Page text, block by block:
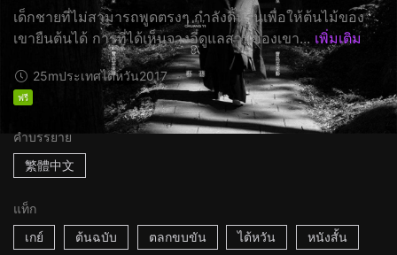
เด็กชายที่ไม่สามารถพูดตรงๆ กำลังดิ้นรนเพื่อให้ต้นไม้ของ
เขายืนต้นได้ การที่ได้เห็นจางอี่ดูแลสวนของเขา... เพิ่มเติม
25mประเทศไต้หวัน2017
ฟรี
คำบรรยาย
繁體中文
แท็ก
เกย์
ต้นฉบับ ตลกขบขัน ไต้หวัน หนังสั้น